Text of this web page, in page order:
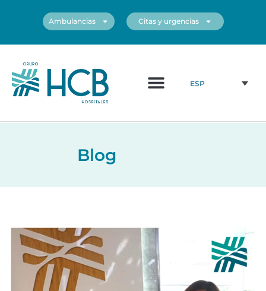
Ambulancias Citas y urgencias
ESP
Blog